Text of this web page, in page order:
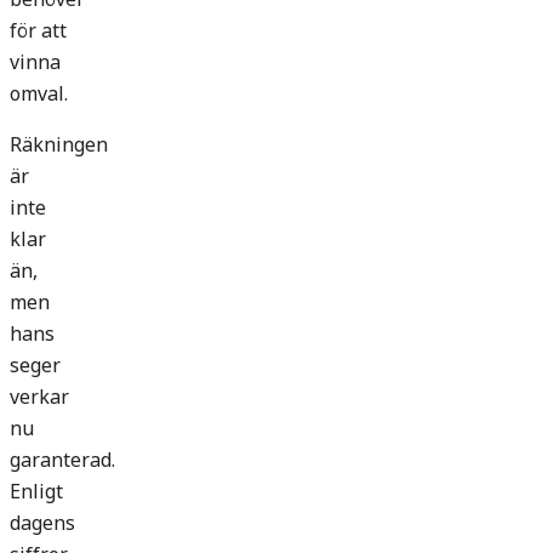
för att
vinna
omval.
Räkningen
är
inte
klar
än,
men
hans
seger
verkar
nu
garanterad.
Enligt
dagens